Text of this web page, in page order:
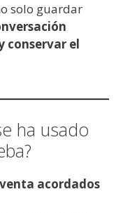
solo guardar
conservar el
ha usado
acordados